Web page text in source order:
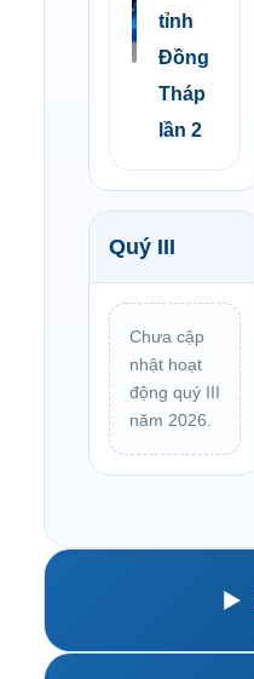
tỉnh
Đồng
Tháp
lần 2
Quý III
Chưa cập
nhật hoạt
động quý III
năm 2026.